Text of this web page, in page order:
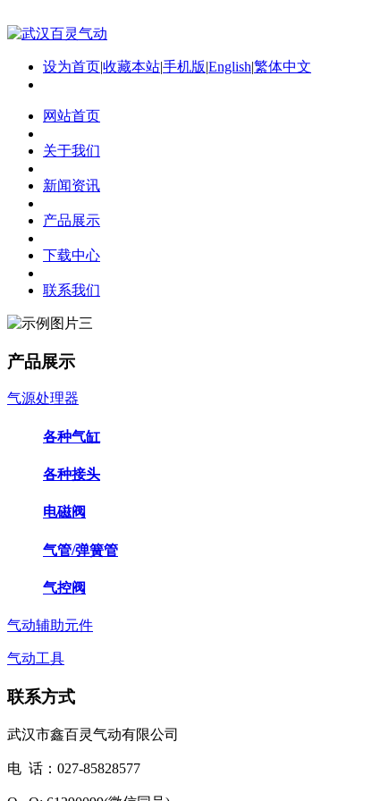
设为首页|收藏本站|手机版|English|繁体中文
网站首页
关于我们
新闻资讯
产品展示
下载中心
联系我们
产品展示
气源处理器
各种气缸
各种接头
电磁阀
气管/弹簧管
气控阀
气动辅助元件
气动工具
联系方式
武汉市鑫百灵气动有限公司
电 话：027-85828577